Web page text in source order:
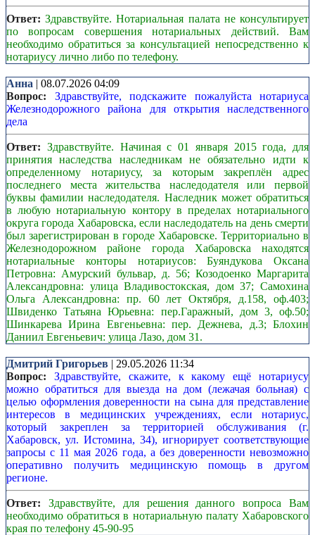
Ответ:Здравствуйте. Нотариальная палата не консультирует
по вопросам совершения нотариальных действий. Вам
необходимо обратиться за консультацией непосредственно к
нотариусу лично либо по телефону.
Анна | 08.07.2026 04:09
Вопрос: Здравствуйте, подскажите пожалуйста нотариуса
Железнодорожного района для открытия наследственного
дела
Ответ: Здравствуйте. Начиная с 01 января 2015 года, для
принятия наследства наследникам не обязательно идти к
определенному нотариусу, за которым закреплён адрес
последнего места жительства наследодателя или первой
буквы фамилии наследодателя. Наследник может обратиться
в любую нотариальную контору в пределах нотариального
округа города Хабаровска, если наследодатель на день смерти
был зарегистрирован в городе Хабаровске. Территориально в
Железнодорожном районе города Хабаровска находятся
нотариальные конторы нотариусов: Буяндукова Оксана
Петровна: Амурский бульвар, д. 56; Козодоенко Маргарита
Александровна: улица Владивостокская, дом 37; Самохина
Ольга Александровна: пр. 60 лет Октября, д.158, оф.403;
Швиденко Татьяна Юрьевна: пер.Гаражный, дом 3, оф.50;
Шинкарева Ирина Евгеньевна: пер. Дежнева, д.3; Блохин
Даниил Евгеньевич: улица Лазо, дом 31.
Дмитрий Григорьев | 29.05.2026 11:34
Вопрос: Здравствуйте, скажите, к какому ещё нотариусу
можно обратиться для выезда на дом (лежачая больная) с
целью оформления доверенности на сына для представление
интересов в медицинских учреждениях, если нотариус,
который закреплен за территорией обслуживания (г.
Хабаровск, ул. Истомина, 34), игнорирует соответствующие
запросы с 11 мая 2026 года, а без доверенности невозможно
оперативно получить медицинскую помощь в другом
регионе.
Ответ: Здравствуйте, для решения данного вопроса Вам
необходимо обратиться в нотариальную палату Хабаровского
края по телефону 45-90-95